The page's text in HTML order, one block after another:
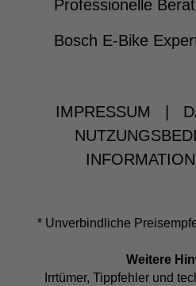
Professionelle
Bosch E-Bike
IMPRESSUM
* Unverbindliche
Weitere
Irrtümer, Tippfehler und